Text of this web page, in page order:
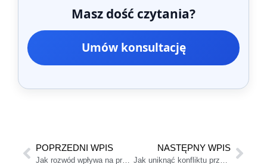
Masz dość czytania?
Umów konsultację
POPRZEDNI WPIS NASTĘPNY WPIS